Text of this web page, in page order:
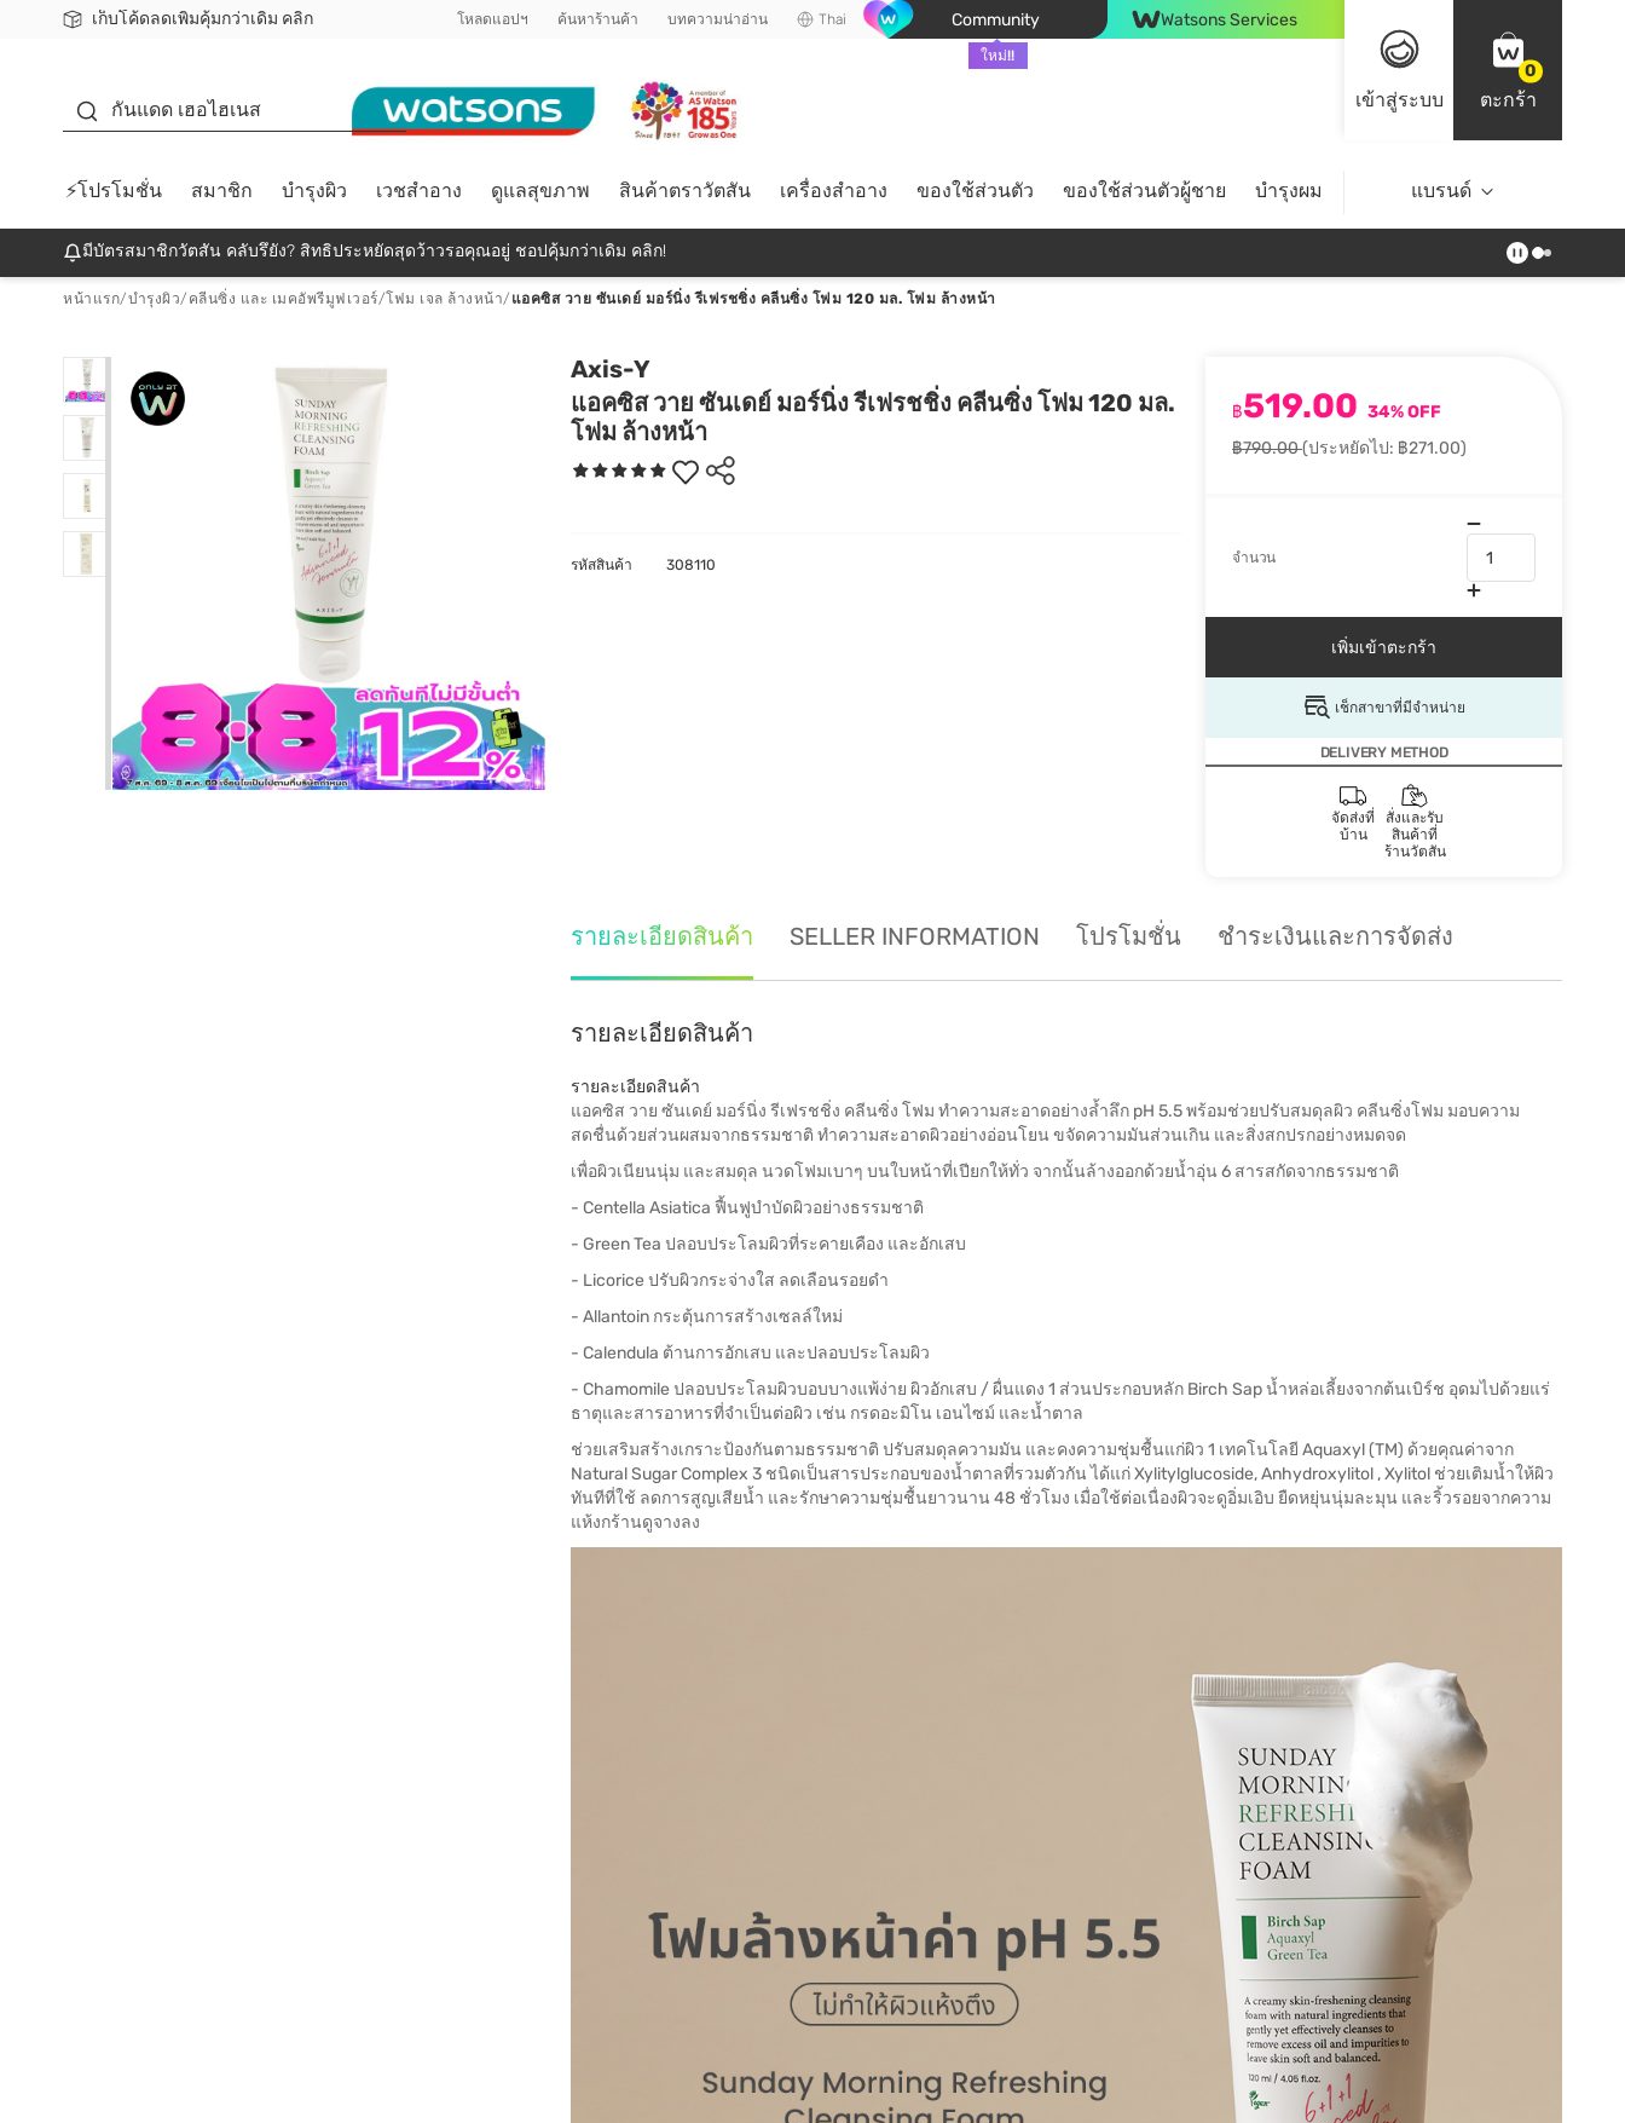
เก็บโค้ดลดเพิ่มคุ้มกว่าเดิม คลิก
ชอปออนไลน์ครั้งแรก ลดเพิ่มจุก ๆ 10%! 🎉
📦ส่งฟรี! เมื่อชอป 499฿
สมาชิกวัตสัน คลับดียังไง? โหลดแอปฯ ค้นหาร้านค้า บทความน่าอ่าน Thai Community
ใหม่!!
Watsons Services
เข้าสู่ระบบ
0
ตะกร้า
กันแดด เฮอไฮเนส
⚡โปรโมชั่น สมาชิก บำรุงผิว เวชสำอาง ดูแลสุขภาพ สินค้าตราวัตสัน เครื่องสำอาง ของใช้ส่วนตัว ของใช้ส่วนตัวผู้ชาย บำรุงผม ไลฟ์สไตล์ Top Brands
แบรนด์
มีบัตรสมาชิกวัตสัน คลับรึยัง? สิทธิประหยัดสุดว้าวรอคุณอยู่ ชอปคุ้มกว่าเดิม คลิก!
หน้าแรก/บำรุงผิว/ คลีนซิ่ง และ เมคอัพรีมูฟเวอร์/โฟม เจล ล้างหน้า/ แอคซิส วาย ซันเดย์ มอร์นิ่ง รีเฟรชชิ่ง คลีนซิ่ง โฟม 120 มล. โฟม ล้างหน้า
Axis-Y
แอคซิส วาย ซันเดย์ มอร์นิ่ง รีเฟรชชิ่ง คลีนซิ่ง โฟม 120 มล.
โฟม ล้างหน้า
฿519.00 34% OFF
฿790.00(ประหยัดไป: ฿271.00)
จำนวน
เพิ่มเข้าตะกร้า
เช็กสาขาที่มีจำหน่าย
DELIVERY METHOD
จัดส่งที่
บ้าน
สั่งและรับ
สินค้าที่
ร้านวัตสัน
รหัสสินค้า 308110
รายละเอียดสินค้า SELLER INFORMATION โปรโมชั่น ชำระเงินและการจัดส่ง
รายละเอียดสินค้า
รายละเอียดสินค้า
แอคซิส วาย ซันเดย์ มอร์นิ่ง รีเฟรชชิ่ง คลีนซิ่ง โฟม ทำความสะอาดอย่างล้ำลึก pH 5.5 พร้อมช่วยปรับสมดุลผิว คลีนซิ่งโฟม มอบความ
สดชื่นด้วยส่วนผสมจากธรรมชาติ ทำความสะอาดผิวอย่างอ่อนโยน ขจัดความมันส่วนเกิน และสิ่งสกปรกอย่างหมดจด
เพื่อผิวเนียนนุ่ม และสมดุล นวดโฟมเบาๆ บนใบหน้าที่เปียกให้ทั่ว จากนั้นล้างออกด้วยน้ำอุ่น 6 สารสกัดจากธรรมชาติ
- Centella Asiatica ฟื้นฟูบำบัดผิวอย่างธรรมชาติ
- Green Tea ปลอบประโลมผิวที่ระคายเคือง และอักเสบ
- Licorice ปรับผิวกระจ่างใส ลดเลือนรอยดำ
- Allantoin กระตุ้นการสร้างเซลล์ใหม่
- Calendula ต้านการอักเสบ และปลอบประโลมผิว
- Chamomile ปลอบประโลมผิวบอบบางแพ้ง่าย ผิวอักเสบ / ผื่นแดง 1 ส่วนประกอบหลัก Birch Sap น้ำหล่อเลี้ยงจากต้นเบิร์ช อุดมไปด้วยแร่
ธาตุและสารอาหารที่จำเป็นต่อผิว เช่น กรดอะมิโน เอนไซม์ และน้ำตาล
ช่วยเสริมสร้างเกราะป้องกันตามธรรมชาติ ปรับสมดุลความมัน และคงความชุ่มชื้นแก่ผิว 1 เทคโนโลยี Aquaxyl (TM) ด้วยคุณค่าจาก
Natural Sugar Complex 3 ชนิดเป็นสารประกอบของน้ำตาลที่รวมตัวกัน ได้แก่ Xylitylglucoside, Anhydroxylitol , Xylitol ช่วยเติมน้ำให้ผิว
ทันทีที่ใช้ ลดการสูญเสียน้ำ และรักษาความชุ่มชื้นยาวนาน 48 ชั่วโมง เมื่อใช้ต่อเนื่องผิวจะดูอิ่มเอิบ ยืดหยุ่นนุ่มละมุน และริ้วรอยจากความ
แห้งกร้านดูจางลง